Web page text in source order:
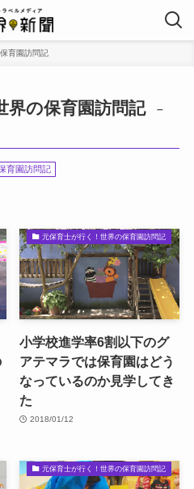
育園訪問記
界の保育園訪問記
–
育園訪問記
元保育士が行く！世界の保育園訪問記
小学校進学率6割以下のグ
アテマラでは保育園はどう
なっているのか見学してき
た
2018/01/12
元保育士が行く！世界の保育園訪問記